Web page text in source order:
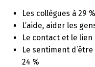
Les collègues à 29 %
L’aide, aider les
Le contact et le lien
Le sentiment
24 %